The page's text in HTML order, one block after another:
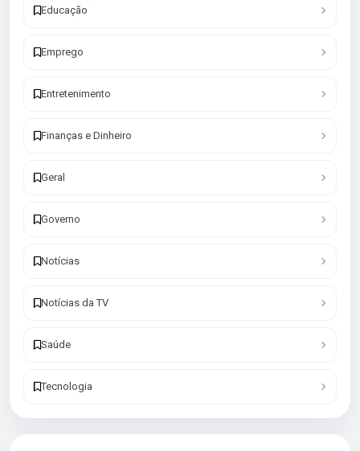
Educação
Emprego
Entretenimento
Finanças e Dinheiro
Geral
Governo
Notícias
Notícias da TV
Saúde
Tecnologia